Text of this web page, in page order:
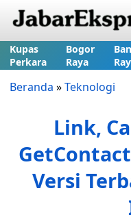
Kupas
Perkara
Bogor
Raya
Beranda »Teknologi
Link,
Versi